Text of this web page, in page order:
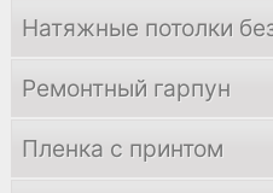
Натяжные потолки
Ремонтный гарпун
Пленка с принтом